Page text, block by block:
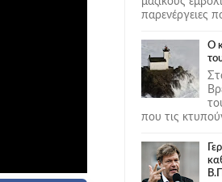
παρενέργειες
Ο
που τις